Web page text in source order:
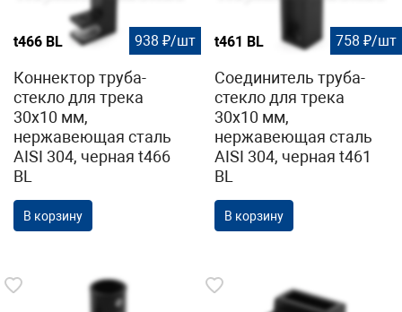
t466 BL 938 ₽/шт
Коннектор труба-
стекло для трека
30х10 мм,
нержавеющая сталь
AISI 304, черная t466
BL
В корзину
t461 BL 758 ₽/шт
Соединитель труба-
стекло для трека
30х10 мм,
нержавеющая сталь
AISI 304, черная t461
BL
В корзину